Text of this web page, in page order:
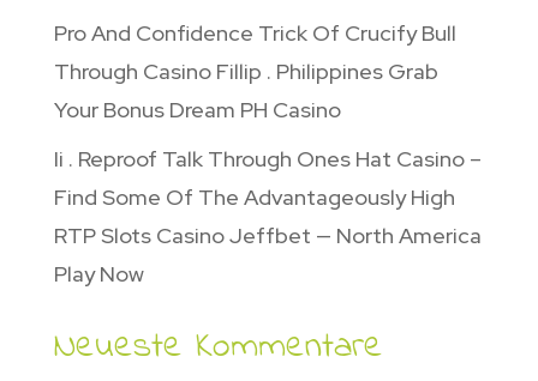
Pro And Confidence Trick Of Crucify Bull
Through Casino Fillip . Philippines Grab
Your Bonus Dream PH Casino
Ii . Reproof Talk Through Ones Hat Casino –
Find Some Of The Advantageously High
RTP Slots Casino Jeffbet — North America
Play Now
Neueste Kommentare